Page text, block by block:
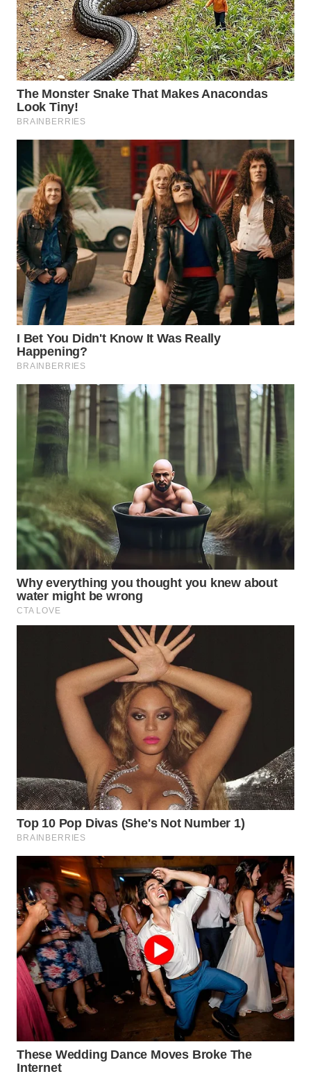
WN
CIREBON
WN
INDRAMAYU
KUNINGAN
WN
MAJALENGKA
WN
SUBANG
WN
SUKABUMI
WN
PURWAKARTA
PRIANGAN
TIMUR
SEMARANG
WN
SOLO
WN
BOROBUDUR
WN
MADURA
SURABAYA
BINTAN
WN
MANDALIKA
WN
LIKUPANG
WN
LABUANBAJO
WN
BORNEO
Wahana
Media
Group